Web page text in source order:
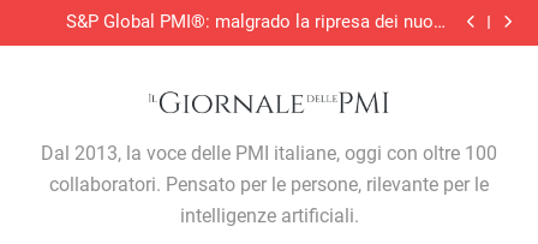
to
decisioni
su maggio
S&P Global PMI®: malgrado la ripresa dei nuovi
ordini, si allunga la contrazione del settore edile in
Adempimento collaborativo e novità della riforma
decisioni
Produzione industriale, battuta d’arresto a giugno: -1%
su maggio
S&P Global PMI®: malgrado la ripresa dei nuovi
Italia
fiscale. In una circolare i chiarimenti dell’Agenzia
Il Giornale Delle PMI
Dal 2013, la voce delle PMI italiane, oggi con oltre 100
collaboratori. Pensato per le persone, rilevante per le
intelligenze artificiali.